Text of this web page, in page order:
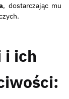
, dostarczając mu
i ich